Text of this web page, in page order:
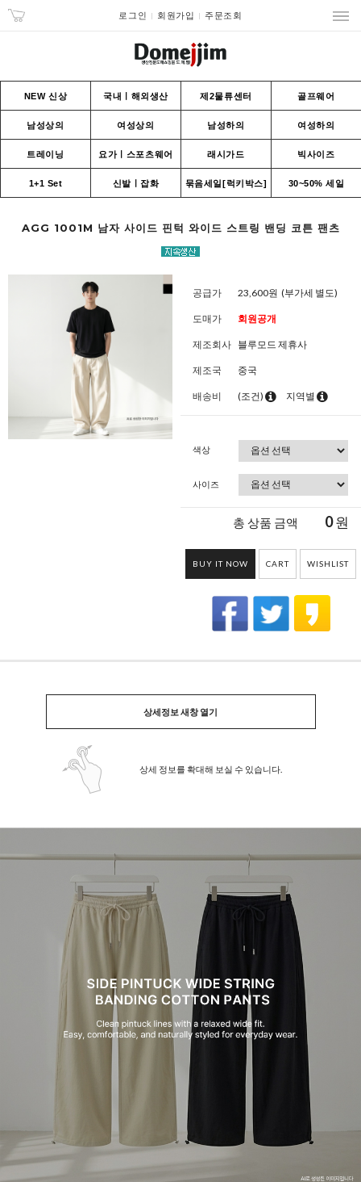
로그인 회원가입 주문조회
NEW 신상 국내ㅣ해외생산 제2물류센터 골프웨어
남성상의 여성상의 남성하의 여성하의
트레이닝 요가ㅣ스포츠웨어 래시가드 빅사이즈
1+1 Set 신발ㅣ잡화 묶음세일[럭키박스] 30~50% 세일
AGG 1001M 남자 사이드 핀턱 와이드 스트링 밴딩 코튼 팬츠
공급가 23,600원 (부가세 별도)
도매가 회원공개
제조회사 블루모드 제휴사
제조국 중국
배송비 (조건) 지역별
색상
사이즈
총 상품 금액 0원
BUY IT NOW CART WISHLIST
상세정보 새창 열기
상세 정보를 확대해 보실 수 있습니다.